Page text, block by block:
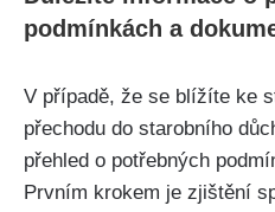
podmínkách a
V případě, že se blížíte ke
přechodu do starobního
přehled o potřebných
Prvním krokem je zjištění